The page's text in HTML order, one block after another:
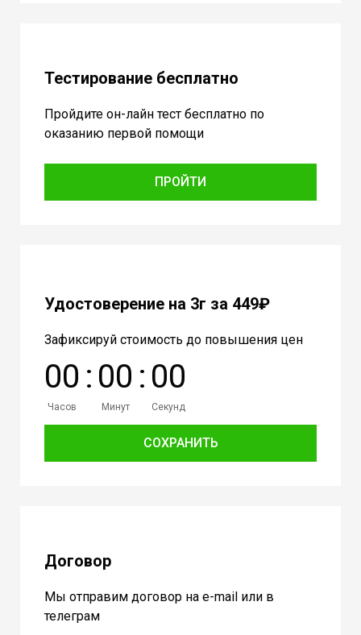
Тестирование бесплатно
Пройдите он-лайн тест бесплатно по
оказанию первой помощи
ПРОЙТИ
Удостоверение на 3г за 449₽
Зафиксируй стоимость до повышения цен
00
Часов
: 00
Минут
: 00
Секунд
СОХРАНИТЬ
Договор
Мы отправим договор на e-mail или в
телеграм